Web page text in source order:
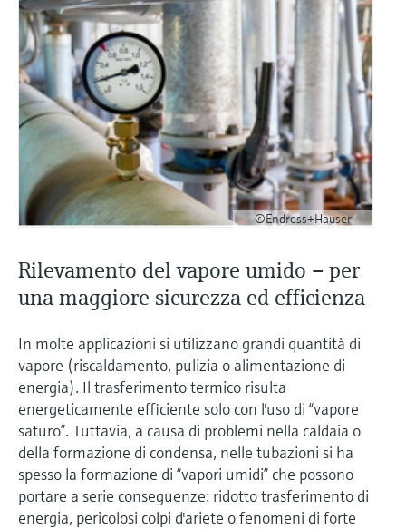
©Endress+Hauser
Rilevamento del vapore umido – per
una maggiore sicurezza ed efficienza
In molte applicazioni si utilizzano grandi quantità di
vapore (riscaldamento, pulizia o alimentazione di
energia). Il trasferimento termico risulta
energeticamente efficiente solo con l'uso di “vapore
saturo”. Tuttavia, a causa di problemi nella caldaia o
della formazione di condensa, nelle tubazioni si ha
spesso la formazione di “vapori umidi” che possono
portare a serie conseguenze: ridotto trasferimento di
energia, pericolosi colpi d'ariete o fenomeni di forte